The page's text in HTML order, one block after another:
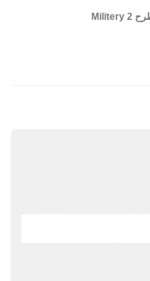
Militery 2